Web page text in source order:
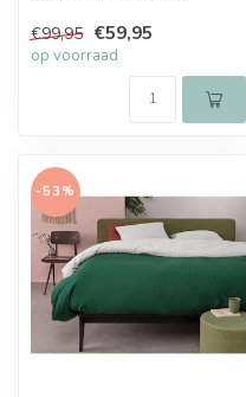
€99,95 €59,95
op voorraad
-53%